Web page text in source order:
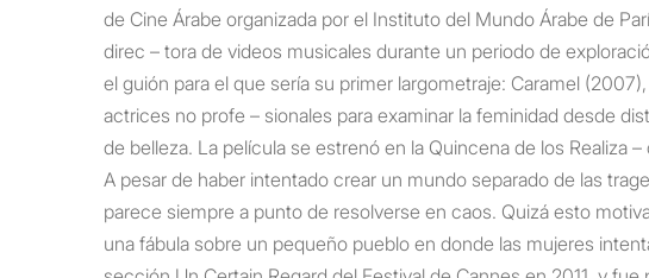
de Cine Árabe organizada por el Instituto del Mundo Árabe de
direc – tora de videos musicales durante un periodo de
el guión para el que sería su primer largometraje: Caramel
actrices no profe – sionales para examinar la feminidad desde
de belleza. La película se estrenó en la Quincena de los Realiza
A pesar de haber intentado crear un mundo separado de las
parece siempre a punto de resolverse en caos. Quizá esto
una fábula sobre un pequeño pueblo en donde las mujeres